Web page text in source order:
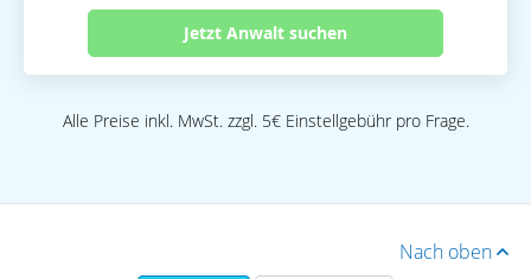
Jetzt Anwalt suchen
Alle Preise inkl. MwSt. zzgl. 5€ Einstellgebühr pro Frage.
Nach oben